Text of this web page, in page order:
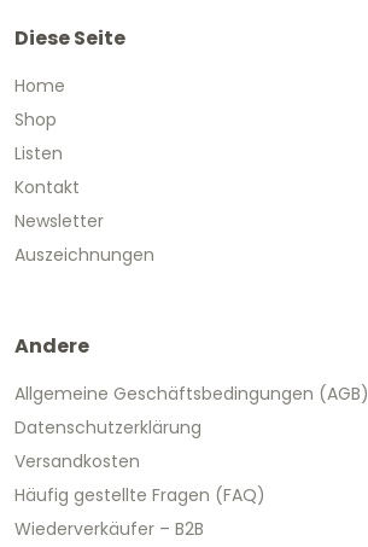
Diese Seite
Home
Shop
Listen
Kontakt
Newsletter
Auszeichnungen
Andere
Allgemeine Geschäftsbedingungen (AGB)
Datenschutzerklärung
Versandkosten
Häufig gestellte Fragen (FAQ)
Wiederverkäufer – B2B